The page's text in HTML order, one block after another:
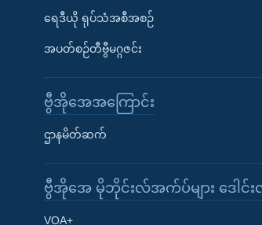
Learning English
ရေဒီယို ရုပ်သံအစီအစဉ်
အပတ်စဉ်တီဗွီမဂ္ဂဇင်း
ဗွီအိုအေအကြောင်း
ဌာနမိတ်ဆက်
ဗွီအိုအေ မိုဘိုင်းလ်အက်ပ်များ ဒေါ
VOA+